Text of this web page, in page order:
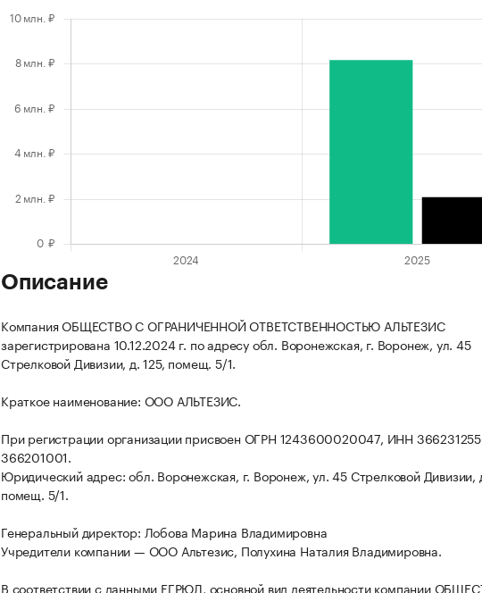
Описание
Компания ОБЩЕСТВО С ОГРАНИЧЕННОЙ ОТВЕТСТВЕННОСТЬЮ АЛЬТЕЗИС
зарегистрирована 10.12.2024 г. по адресу обл. Воронежская, г. Воронеж, ул. 45
Стрелковой Дивизии, д. 125, помещ. 5/1.
Краткое наименование: ООО АЛЬТЕЗИС.
При регистрации организации присвоен ОГРН 1243600020047, ИНН
366201001.
Юридический адрес: обл. Воронежская, г. Воронеж, ул. 45 Стрелковой Дивизии,
помещ. 5/1.
Генеральный директор: Лобова Марина Владимировна
Учредители компании — ООО Альтезис, Полухина Наталия Владимировна.
В соответствии с данными ЕГРЮЛ, основной вид деятельности компании